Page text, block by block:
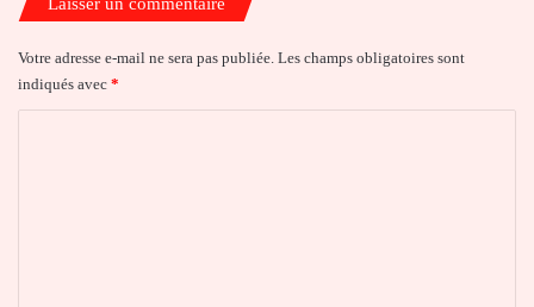
Votre adresse e-mail ne sera pas publiée. Les champs obligatoires sont
indiqués avec *